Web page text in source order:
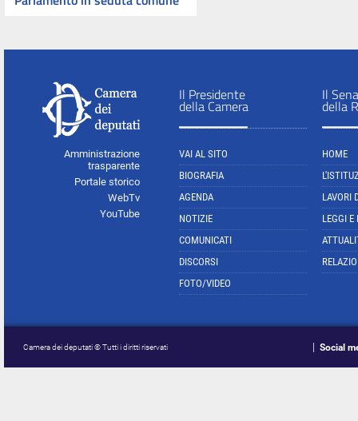
Amministrazione
trasparente
Portale storico
WebTv
YouTube
Il Presidente
della Camera
VAI AL SITO
BIOGRAFIA
AGENDA
NOTIZIE
COMUNICATI
DISCORSI
FOTO/VIDEO
Il
della
HOME
LAVORI
LEGGI E
Camera dei deputati © Tutti i diritti riservati Social